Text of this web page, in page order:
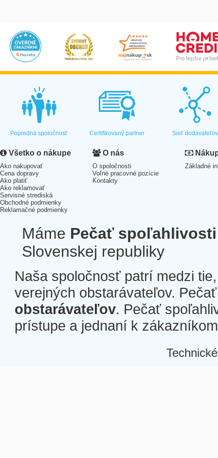
Popredná spoločnosť Certifikovaný partner Sieť dodávateľov
Všetko o nákupe
Ako nakupovať
Cena dopravy
Ako platiť
Ako reklamovať
Servisné strediská
Obchodné podmienky
Reklamačné podmienky
O nás
O spoločnosti
Voľné pracovné pozície
Kontakty
Základné
Máme Pečať spoľahlivosti
Slovenskej republiky
Naša spoločnosť patrí medzi
verejných obstarávateľov.
obstarávateľov. Pečať
prístupe a jednaní k